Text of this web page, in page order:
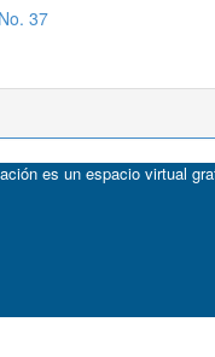
37
es un espacio virtual